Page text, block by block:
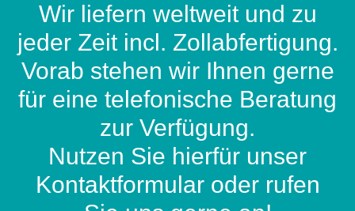
Wir liefern weltweit und zu
jeder Zeit incl. Zollabfertigung.
Vorab stehen wir Ihnen gerne
für eine telefonische Beratung
zur Verfügung.
Nutzen Sie hierfür unser
Kontaktformular oder rufen